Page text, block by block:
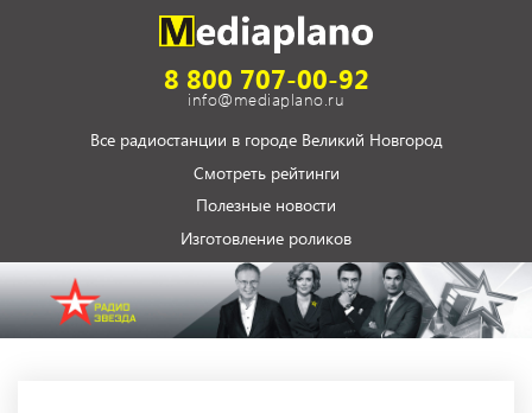
8 800 707-00-92
info@mediaplano.ru
Все радиостанции в городе Великий Новгород
Смотреть рейтинги
Полезные новости
Изготовление роликов